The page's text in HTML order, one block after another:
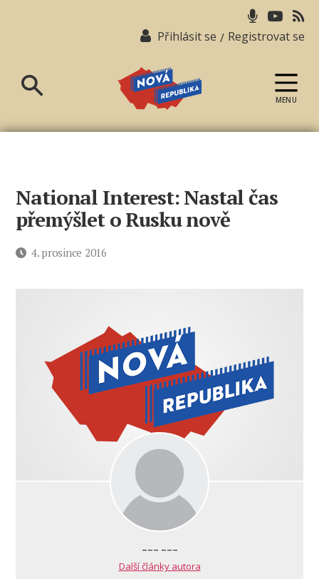
Přihlásit se / Registrovat se
republika
MENU
National Interest: Nastal čas
přemýšlet o Rusku nově
Datum4. prosince 2016
--- ---
Další články autora